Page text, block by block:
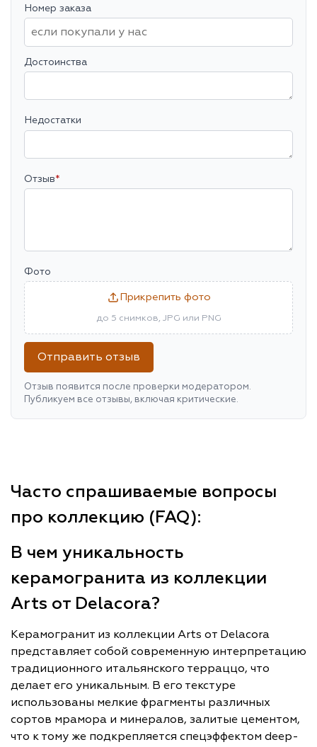
Номер заказа
Достоинства
Недостатки
Отзыв*
Фото
Прикрепить фото
до 5 снимков, JPG или PNG
Отправить отзыв
Отзыв появится после проверки модератором.
Публикуем все отзывы, включая критические.
Часто спрашиваемые вопросы
про коллекцию (FAQ):
В чем уникальность
керамогранита из коллекции
Arts от Delacora?
Керамогранит из коллекции Arts от Delacora
представляет собой современную интерпретацию
традиционного итальянского терраццо, что
делает его уникальным. В его текстуре
использованы мелкие фрагменты различных
сортов мрамора и минералов, залитые цементом,
что к тому же подкрепляется спецэффектом deep-